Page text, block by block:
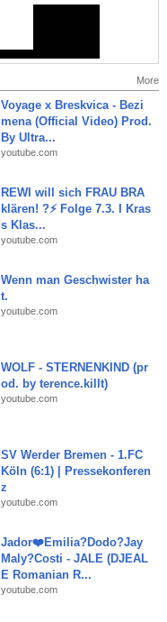
More
Voyage x Breskvica - Bezi
mena (Official Video) Prod.
By Ultra...
youtube.com
REWI will sich FRAU BRA
klären! ?⚡️ Folge 7.3. I Kras
s Klas...
youtube.com
Wenn man Geschwister ha
t.
youtube.com
WOLF - STERNENKIND (pr
od. by terence.killt)
youtube.com
SV Werder Bremen - 1.FC
Köln (6:1) | Pressekonferen
z
youtube.com
Jador❤️Emilia?Dodo?Jay
Maly?Costi - JALE (DJEAL
E Romanian R...
youtube.com